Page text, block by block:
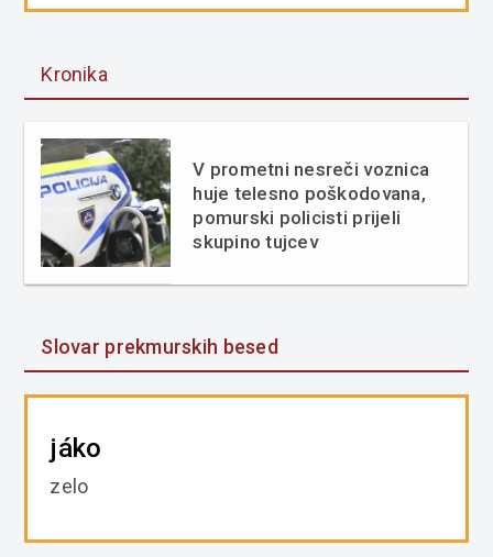
Kronika
V prometni nesreči voznica
huje telesno poškodovana,
pomurski policisti prijeli
skupino tujcev
Slovar prekmurskih besed
jáko
zelo